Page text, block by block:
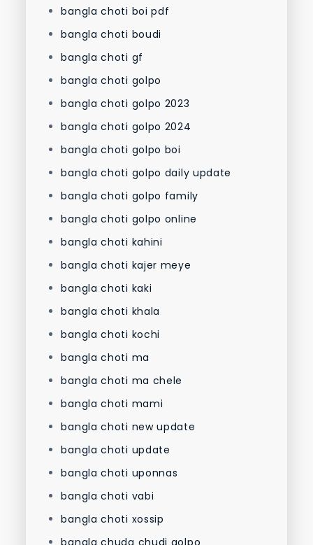
bangla choti boi pdf
bangla choti boudi
bangla choti gf
bangla choti golpo
bangla choti golpo 2023
bangla choti golpo 2024
bangla choti golpo boi
bangla choti golpo daily update
bangla choti golpo family
bangla choti golpo online
bangla choti kahini
bangla choti kajer meye
bangla choti kaki
bangla choti khala
bangla choti kochi
bangla choti ma
bangla choti ma chele
bangla choti mami
bangla choti new update
bangla choti update
bangla choti uponnas
bangla choti vabi
bangla choti xossip
bangla chuda chudi golpo